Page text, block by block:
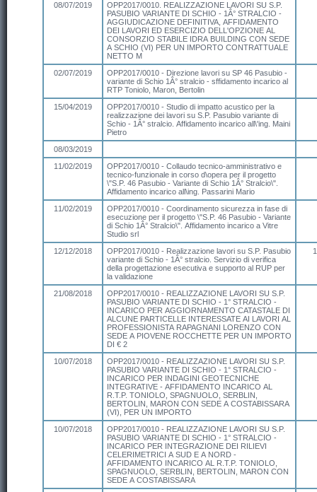
08/07/2019
OPP2017/0010. REALIZZAZIONE LAVORI SU S.P.
PASUBIO VARIANTE DI SCHIO - 1Â° STRALCIO -
AGGIUDICAZIONE DEFINITIVA, AFFIDAMENTO
DEI LAVORI ED ESERCIZIO DELL'OPZIONE AL
CONSORZIO STABILE IDRA BUILDING CON SEDE
A SCHIO (VI) PER UN IMPORTO CONTRATTUALE
NETTO M
02/07/2019
OPP2017/0010 - Direzione lavori su SP 46 Pasubio -
variante di Schio 1Â° stralcio - sffidamento incarico al
RTP Toniolo, Maron, Bertolin
15/04/2019
OPP2017/0010 - Studio di impatto acustico per la
realizzazione dei lavori su S.P. Pasubio variante di
Schio - 1Â° stralcio. Affidamento incarico all\'ing. Maini
Pietro
08/03/2019
11/02/2019
OPP2017/0010 - Collaudo tecnico-amministrativo e
tecnico-funzionale in corso d\opera per il progetto
\"S.P. 46 Pasubio - Variante di Schio 1Â° Stralcio\".
Affidamento incarico all\ing. Passarini Mario
11/02/2019
OPP2017/0010 - Coordinamento sicurezza in fase di
esecuzione per il progetto \"S.P. 46 Pasubio - Variante
di Schio 1Â° Stralcio\". Affidamento incarico a Vitre
Studio srl
12/12/2018
OPP2017/0010 - Realizzazione lavori su S.P. Pasubio
variante di Schio - 1Â° stralcio. Servizio di verifica
della progettazione esecutiva e supporto al RUP per
la validazione
21/08/2018
OPP2017/0010 - REALIZZAZIONE LAVORI SU S.P.
PASUBIO VARIANTE DI SCHIO - 1° STRALCIO -
INCARICO PER AGGIORNAMENTO CATASTALE DI
ALCUNE PARTICELLE INTERESSATE AI LAVORI AL
PROFESSIONISTA RAPAGNANI LORENZO CON
SEDE A PIOVENE ROCCHETTE PER UN IMPORTO
DI € 2
10/07/2018
OPP2017/0010 - REALIZZAZIONE LAVORI SU S.P.
PASUBIO VARIANTE DI SCHIO - 1° STRALCIO -
INCARICO PER INDAGINI GEOTECNICHE
INTEGRATIVE - AFFIDAMENTO INCARICO AL
R.T.P. TONIOLO, SPAGNUOLO, SERBLIN,
BERTOLIN, MARON CON SEDE A COSTABISSARA
(VI), PER UN IMPORTO
10/07/2018
OPP2017/0010 - REALIZZAZIONE LAVORI SU S.P.
PASUBIO VARIANTE DI SCHIO - 1° STRALCIO -
INCARICO PER INTEGRAZIONE DEI RILIEVI
CELERIMETRICI A SUD E A NORD -
AFFIDAMENTO INCARICO AL R.T.P. TONIOLO,
SPAGNUOLO, SERBLIN, BERTOLIN, MARON CON
SEDE A COSTABISSARA